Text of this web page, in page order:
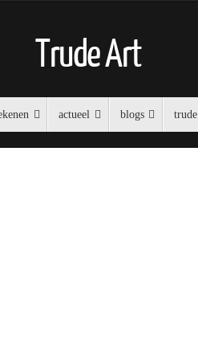
Trude Art
actueel blogs trude